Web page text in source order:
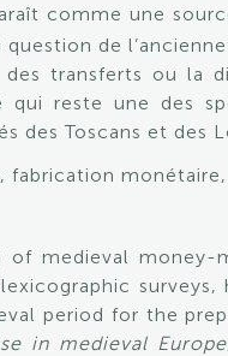
comme une
de
transferts ou la
qui reste une des
des Toscans et des
fabrication
of medieval
period for the
in medieval Europe